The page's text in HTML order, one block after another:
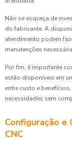
Não se esqueça de
do fabricante. A
atendimento podem
manutenções
Por fim, é importante
estão disponíveis em
entre custo e
necessidades sem
Configuração e
CNC